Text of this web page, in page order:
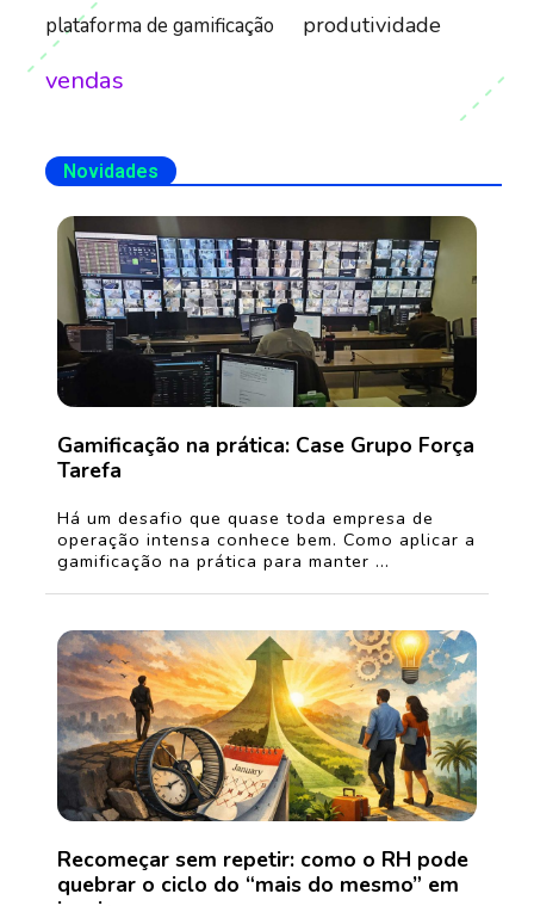
plataforma de gamificação produtividade
vendas
Novidades
Gamificação na prática: Case Grupo Força
Tarefa
Há um desafio que quase toda empresa de
operação intensa conhece bem. Como aplicar a
gamificação na prática para manter ...
Recomeçar sem repetir: como o RH pode
quebrar o ciclo do “mais do mesmo” em